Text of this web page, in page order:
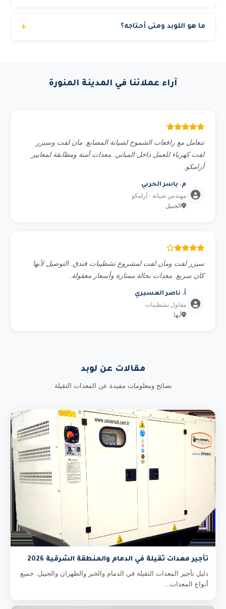
أماناً) أو إيجار المعدة فقط للشركات التي لديها مشغلون
ما هو اللوبد ومتى أحتاجه؟
لأخرى. حمولات 25 و 40 و 60 طن.آراء عملائنا في المدينة المنورة
نتعامل مع رافعات الشموخ لصيانة المصانع. مان لفت وسيزر
لفت كهرباء للعمل داخل المباني. معدات آمنة ومطابقة لمعايير
أرامكو.
م. ياسر الحربي
مهندس صيانة - أرامكو
الجبيل
سيزر لفت ومان لفت لمشروع تشطيبات فندق. التوصيل لأبها
كان سريع. معدات بحالة ممتازة وأسعار معقولة.
أ. ناصر العسيري
مقاول تشطيبات
أبها
مقالات عن لوبد
نصائح ومعلومات مفيدة عن المعدات الثقيلة
تأجير معدات ثقيلة في الدمام والمنطقة الشرقية 2026
دليل تأجير المعدات الثقيلة في الدمام والخبر والظهران والجبيل. جميع
أنواع المعدات...